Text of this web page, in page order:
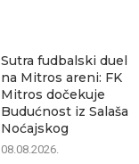
Sutra fudbalski duel
na Mitros areni: FK
Mitros dočekuje
Budućnost iz Salaša
Noćajskog
08.08.2026.